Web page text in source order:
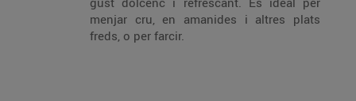
menjar cru, en amanides i altres plats
freds, o per farcir.